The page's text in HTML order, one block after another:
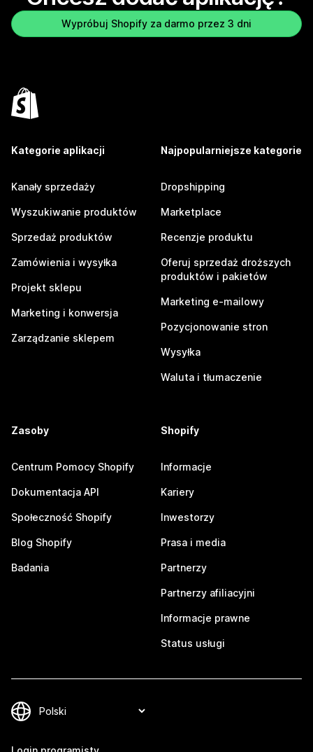
Wypróbuj Shopify za darmo przez 3 dni
Kategorie aplikacji
Kanały sprzedaży
Wyszukiwanie produktów
Sprzedaż produktów
Zamówienia i wysyłka
Projekt sklepu
Marketing i konwersja
Zarządzanie sklepem
Najpopularniejsze kategorie
Dropshipping
Marketplace
Recenzje produktu
Oferuj sprzedaż droższych
produktów i pakietów
Marketing e-mailowy
Pozycjonowanie stron
Wysyłka
Waluta i tłumaczenie
Zasoby
Centrum Pomocy Shopify
Dokumentacja API
Społeczność Shopify
Blog Shopify
Badania
Shopify
Informacje
Kariery
Inwestorzy
Prasa i media
Partnerzy
Partnerzy afiliacyjni
Informacje prawne
Status usługi